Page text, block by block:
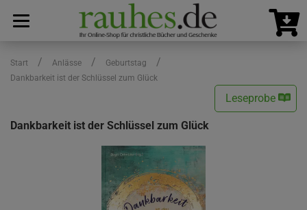
Start / Anlässe / Geburtstag /
Dankbarkeit ist der Schlüssel zum Glück
Leseprobe
Dankbarkeit ist der Schlüssel zum Glück